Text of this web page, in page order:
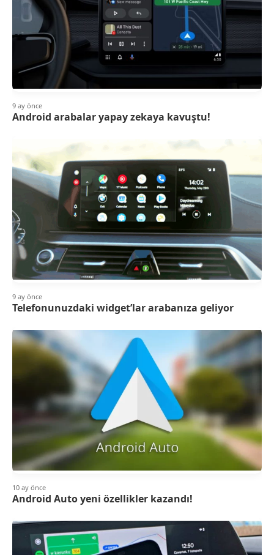
9 ay önce
Android arabalar yapay zekaya kavuştu!
9 ay önce
Telefonunuzdaki widget’lar arabanıza geliyor
10 ay önce
Android Auto yeni özellikler kazandı!